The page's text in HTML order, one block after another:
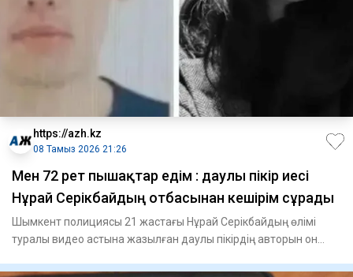
https://azh.kz
08 Тамыз 2026 21:26
Мен 72 рет пышақтар едім : даулы пікір иесі
Нұрай Серікбайдың отбасынан кешірім сұрады
Шымкент полициясы 21 жастағы Нұрай Серікбайдың өлімі
туралы видео астына жазылған даулы пікірдің авторын он